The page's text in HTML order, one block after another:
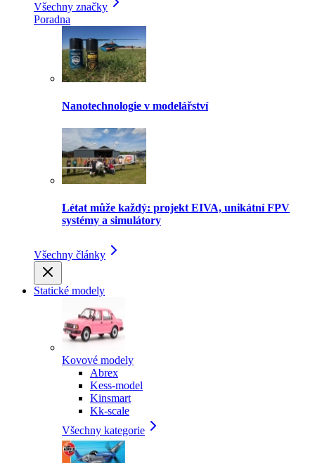
Všechny značky
Poradna
Nanotechnologie v modelářství
Létat může každý: projekt EIVA, unikátní FPV
systémy a simulátory
Všechny články
Statické modely
Kovové modely
Abrex
Kess-model
Kinsmart
Kk-scale
Všechny kategorie